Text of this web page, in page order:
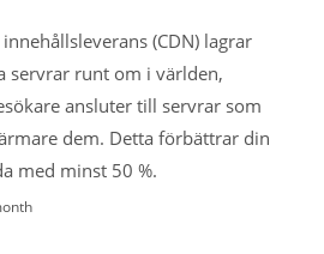
(CDN) lagrar
servrar runt om i världen,
ansluter till servrar som
dem. Detta förbättrar din
med minst 50 %.